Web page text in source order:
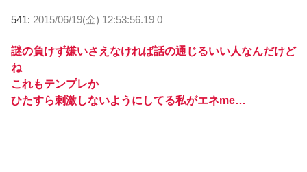
541: 2015/06/19(金) 12:53:56.19 0
謎の負けず嫌いさえなければ話の通じるいい人なんだけど
ね
これもテンプレか
ひたすら刺激しないようにしてる私がエネme…